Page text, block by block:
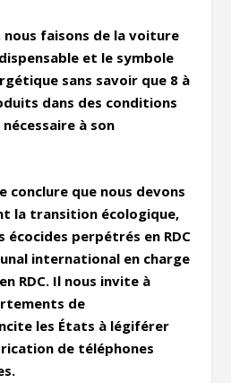
nous faisons de la voiture
et le symbole
sans savoir que 8 à
dans des conditions
à son
conclure que nous devons
la transition écologique,
écocides perpétrés en RDC
international en charge
RDC. Il nous invite à
de
les États à légiférer
de téléphones